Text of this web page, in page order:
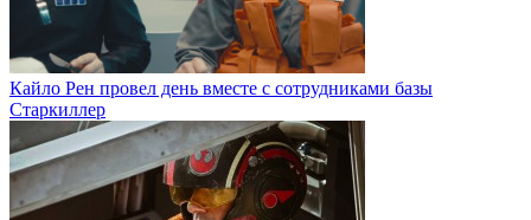
Кайло Рен провел день вместе с сотрудниками базы
Старкиллер